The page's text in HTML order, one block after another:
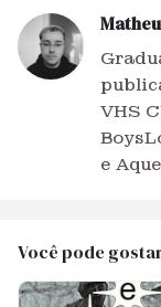
VHS
e
Você pode